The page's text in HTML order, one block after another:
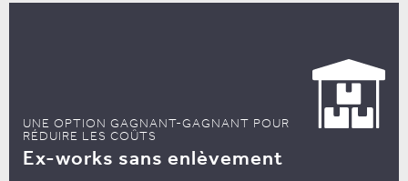
UNE OPTION GAGNANT-GAGNANT POUR
RÉDUIRE LES COÛTS
Ex-works sans enlèvement